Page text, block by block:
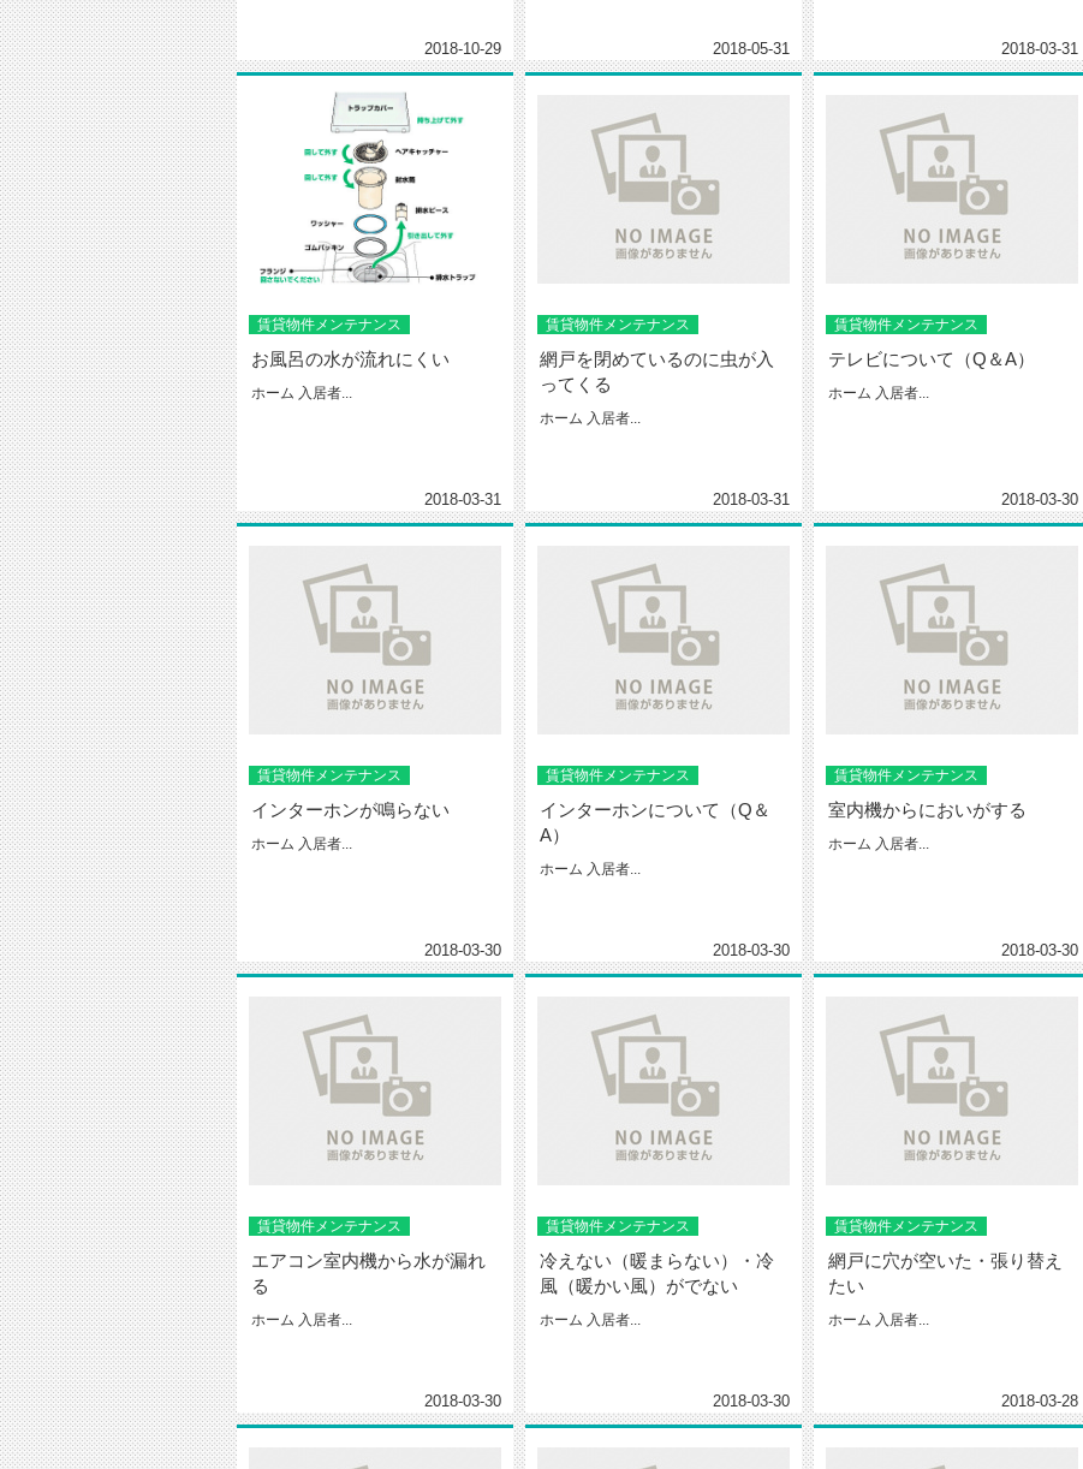
2018-10-29 2018-05-31 2018-03-31
賃貸物件メンテナンス
お風呂の水が流れにくい
ホーム 入居者...
2018-03-31
賃貸物件メンテナンス
網戸を閉めているのに虫が入
ってくる
ホーム 入居者...
2018-03-31
賃貸物件メンテナンス
テレビについて（Q＆A）
ホーム 入居者...
2018-03-30
賃貸物件メンテナンス
インターホンが鳴らない
ホーム 入居者...
2018-03-30
賃貸物件メンテナンス
インターホンについて（Q＆
A）
ホーム 入居者...
2018-03-30
賃貸物件メンテナンス
室内機からにおいがする
ホーム 入居者...
2018-03-30
賃貸物件メンテナンス
エアコン室内機から水が漏れ
る
ホーム 入居者...
2018-03-30
賃貸物件メンテナンス
冷えない（暖まらない）・冷
風（暖かい風）がでない
ホーム 入居者...
2018-03-30
賃貸物件メンテナンス
網戸に穴が空いた・張り替え
たい
ホーム 入居者...
2018-03-28